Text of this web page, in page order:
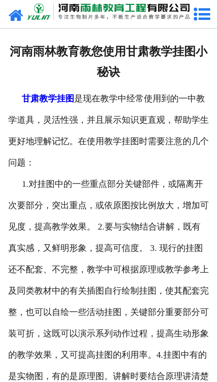
网站首页
联系我们
河南雨林教育教您使用甘肃教学挂图小
秘诀
甘肃教学挂图 是现在教学中经常使用到的一中教
学道具，灵活性强，并且展示知识更直观，帮助学生
更好地理解记忆。在使用教学挂图时需要注意的几个
问题：
1.对挂图中的一些重点部分关键部件，或隔离开
次要部分，突出重点，或依原图按比例放大，增加可
见度，提高教学效果。 2.要与实物结合讲解，既有
真实感，又鲜明形象，提高可信度。 3. 现行的挂图
还不配套、不完整，教学中可根据原理或教学参考上
及同类教材中的有关插图自行绘制挂图，使其配套完
整，也可以自绘一些活动挂图，关键部分重要部分可
装可折，这既可以演示系列动作过程，提高生动形象
的教学效果，又可提高挂图的利用率。 4.挂图中有的
是实物图，有的是原理图。讲解时要结合原理讲清楚